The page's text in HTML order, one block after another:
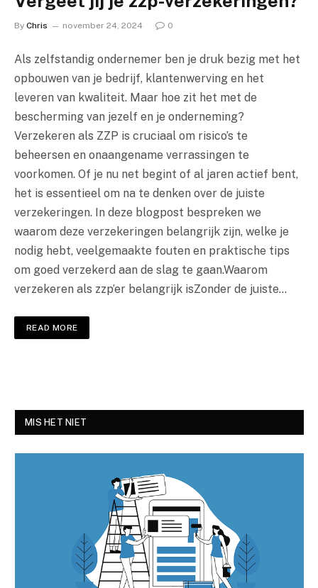
By Chris november 24, 2024 0
Als zelfstandig ondernemer ben je druk bezig met het
opbouwen van je bedrijf, klantenwerving en het
leveren van kwaliteit. Maar hoe zit het met de
bescherming van jezelf en je onderneming?
Verzekeren als ZZP is cruciaal om risico’s te
beheersen en onaangename verrassingen te
voorkomen. Of je nu net begint of al jaren actief bent,
het is essentieel om na te denken over de juiste
verzekeringen. In deze blogpost bespreken we
waarom deze verzekeringen belangrijk zijn, welke je
nodig hebt, veelgemaakte fouten en praktische tips
om goed verzekerd aan de slag te gaan.Waarom
verzekeren als zzp’er belangrijk isZonder de juiste…
READ MORE
MIS HET NIET